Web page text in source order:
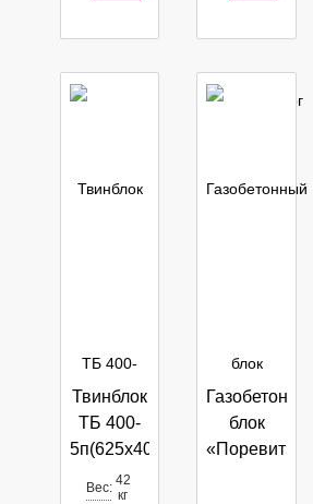
Твинблок
ТБ 400-
5п(625х400х250)
Москва
Вес: 42
кг
Газобетонный
блок
«Поревит»